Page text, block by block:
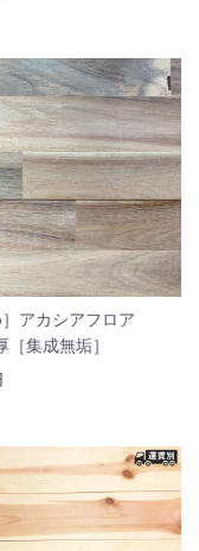
］アカシアフロア
［集成無垢］